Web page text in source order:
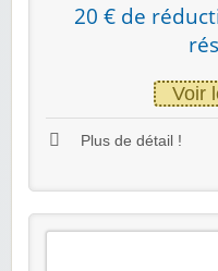
20 € de
Voir
Plus de détail !